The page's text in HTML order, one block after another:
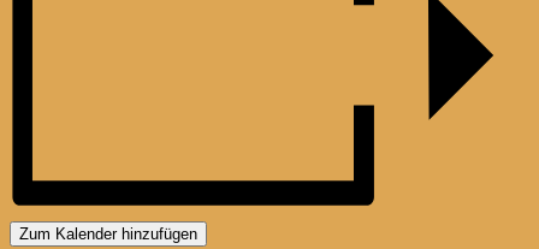
Zum Kalender hinzufügen